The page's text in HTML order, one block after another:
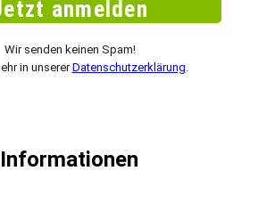
Wir senden keinen Spam!
in unsererDatenschutzerklärung